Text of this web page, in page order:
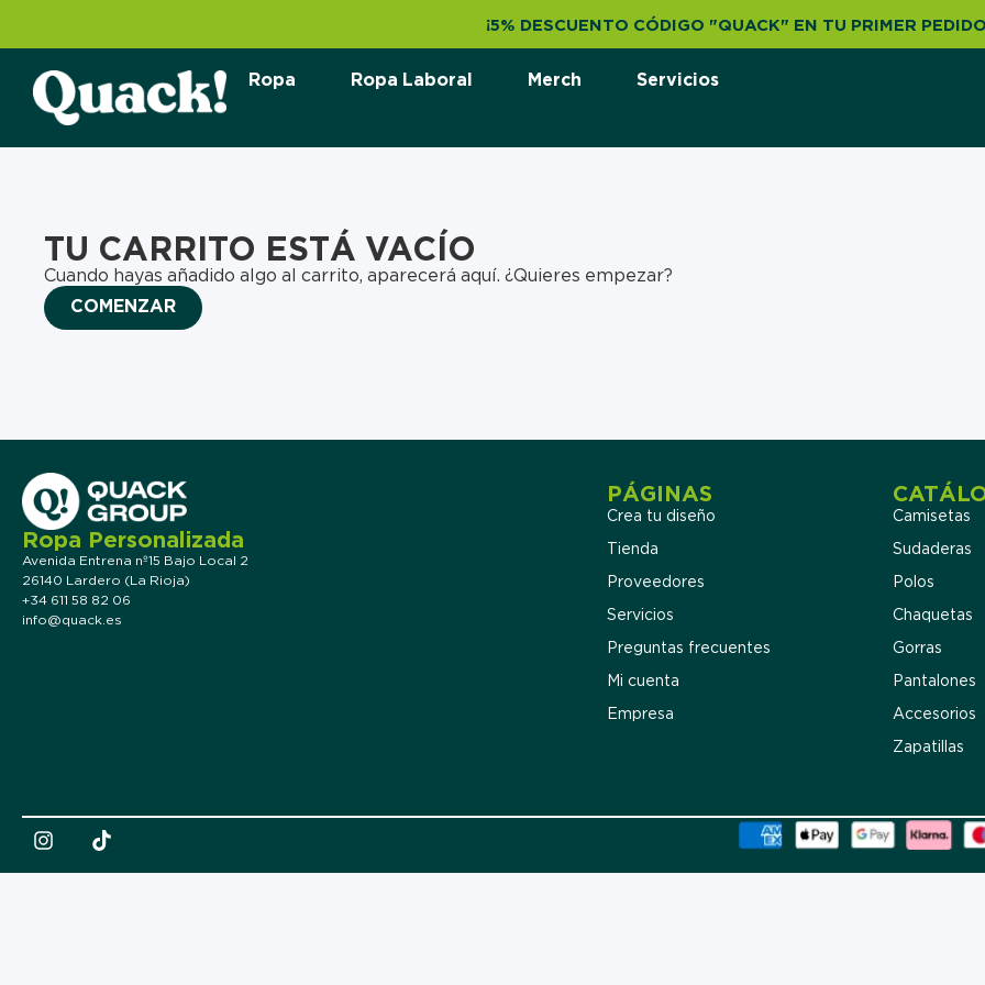
¡5% DESCUENTO CÓDIGO "QUACK" EN TU PRIMER
Ropa Ropa Laboral Merch Servicios
TU CARRITO ESTÁ VACÍO
Cuando hayas añadido algo al carrito, aparecerá aquí. ¿Quieres empezar?
COMENZAR
Ropa Personalizada
Avenida Entrena nº15 Bajo Local 2
26140 Lardero (La Rioja)
+34 611 58 82 06
info@quack.es
PÁGINAS
Crea tu diseño
Tienda
Proveedores
Servicios
Preguntas frecuentes
Mi cuenta
Empresa
Camisetas
Sudaderas
Polos
Chaquetas
Gorras
Pantalones
Accesorios
Zapatillas